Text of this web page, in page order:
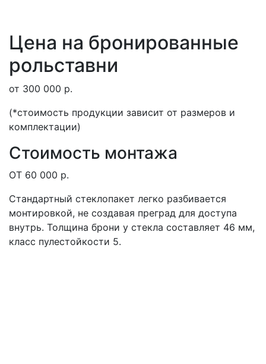
Цена на бронированные
рольставни
от 300 000 р.
(*стоимость продукции зависит от размеров и
комплектации)
Стоимость монтажа
ОТ 60 000 р.
Стандартный стеклопакет легко разбивается
монтировкой, не создавая преград для доступа
внутрь. Толщина брони у стекла составляет 46 мм,
класс пулестойкости 5.